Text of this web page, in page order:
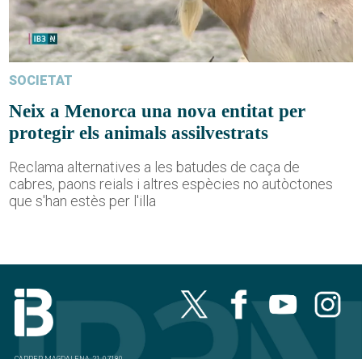
SOCIETAT
Neix a Menorca una nova entitat per
protegir els animals assilvestrats
Reclama alternatives a les batudes de caça de
cabres, paons reials i altres espècies no autòctones
que s'han estès per l'illa